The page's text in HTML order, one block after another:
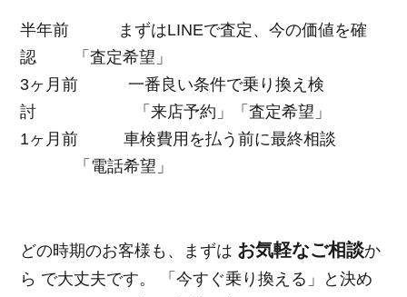
半年前 まずはLINEで査定、今の価値を確
認 「査定希望」
3ヶ月前 一番良い条件で乗り換え検
討 「来店予約」「査定希望」
1ヶ月前 車検費用を払う前に最終相談
「電話希望」
どの時期のお客様も、まずは お気軽なご相談か
ら で大丈夫です。 「今すぐ乗り換える」と決め